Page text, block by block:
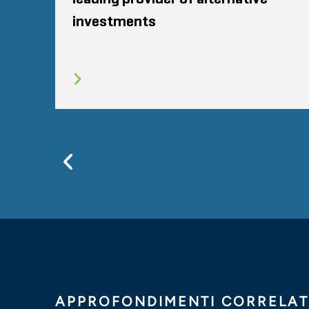
investments
APPROFONDIMENTI